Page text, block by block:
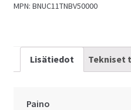
MPN: BNUC11TNBV50000
Lisätiedot Tekniset
Paino